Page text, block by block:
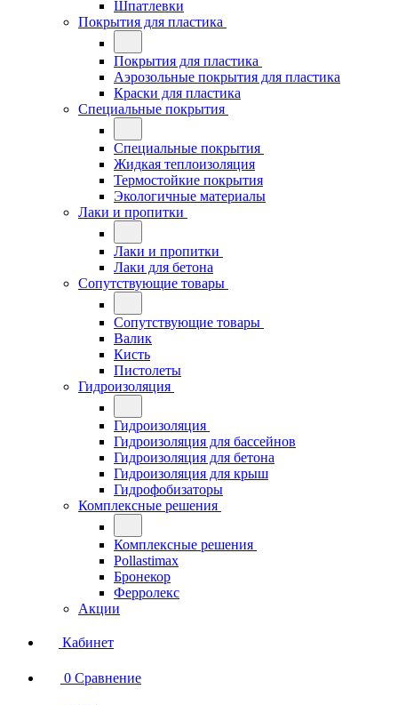
Шпатлевки
Покрытия для пластика
Покрытия для пластика
Аэрозольные покрытия для пластика
Краски для пластика
Специальные покрытия
Специальные покрытия
Жидкая теплоизоляция
Термостойкие покрытия
Экологичные материалы
Лаки и пропитки
Лаки и пропитки
Лаки для бетона
Сопутствующие товары
Сопутствующие товары
Валик
Кисть
Пистолеты
Гидроизоляция
Гидроизоляция
Гидроизоляция для бассейнов
Гидроизоляция для бетона
Гидроизоляция для крыш
Гидрофобизаторы
Комплексные решения
Комплексные решения
Pollastimax
Бронекор
Ферролекс
Акции
Кабинет
0 Сравнение